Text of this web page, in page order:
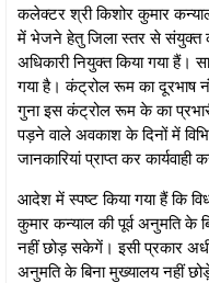
कलेक्‍टर श्री किशोर कुमार कन्‍याल
में भेजने हेतु जिला स्‍तर से संयुक्‍त
अधिकारी नियुक्‍त किया गया हैं।
गया है। कंट्रोल रूम का
गुना इस कंट्रोल रूम के का
पड़ने वाले अवकाश के दिनों में
जानकारियां प्राप्त कर
आदेश में स्‍पष्‍ट किया गया हैं कि
कुमार कन्याल की पूर्व अनुमति के
नहीं छोड़ सकेगें। इसी प्रकार
अनुमति के बिना मुख्यालय नहीं